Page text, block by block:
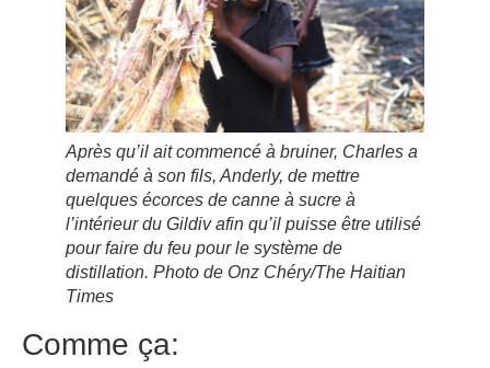
Après qu’il ait commencé à bruiner, Charles a
demandé à son fils, Anderly, de mettre
quelques écorces de canne à sucre à
l’intérieur du Gildiv afin qu’il puisse être utilisé
pour faire du feu pour le système de
distillation. Photo de Onz Chéry/The Haitian
Times
Comme ça: